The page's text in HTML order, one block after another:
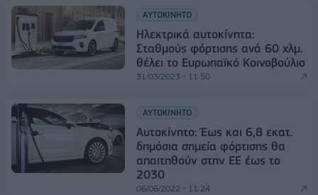
ΑΥΤΟΚΙΝΗΤΟ
Ηλεκτρικά αυτοκίνητα:
Σταθμούς φόρτισης ανά 60 χλμ.
θέλει το Ευρωπαϊκό Κοινοβούλιο
31/03/2023 - 11:50
ΑΥΤΟΚΙΝΗΤΟ
Αυτοκίνητο: Έως και 6,8 εκατ.
δημόσια σημεία φόρτισης θα
απαιτηθούν στην ΕΕ έως το
2030
06/06/2022 - 11:24